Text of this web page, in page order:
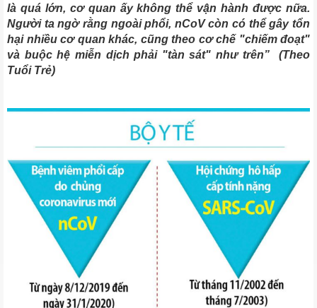
là quá lớn, cơ quan ấy không thể vận hành được nữa.
Người ta ngờ rằng ngoài phổi, nCoV còn có thể gây tổn
hại nhiều cơ quan khác, cũng theo cơ chế "chiếm đoạt"
và buộc hệ miễn dịch phải "tàn sát" như trên” (Theo
Tuổi Trẻ)